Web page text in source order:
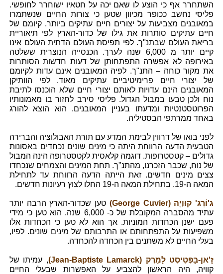
השתחרר אף כי הוצע לו שאם יכה על חטאיו ישוחרר לחופשי.
פליסי נחשב ככופר מכיוון שטען כי צורות החיים שנשתמרו
במאובנים מצביעות על יצורים חיים עתיקים ביותר. קיומם של
חיים עתיקים סותרות את גילו של כדור-הארץ לפי תיאוריית
בריאת העולם שבתנ"ך. לפי תפיסת העולם הדתית העולם אינו
קיים יותר מ 6,000 שנה לערך. הכנסייה הנוצרית ששלטה
באירופה לא אפשרה התפתחותן של דעות חדשות הסותרות
את מקור כוחה – התנ"ך. לפיה המאובנים אינם עדות לקיומם
של יצורי חיים פרימיטיביים עתיקים מאוד. לפי הוותיקן
המאובנים הינם עדויות לאותם יצורי חיים שלא הוכנסו לתיבת
נוח ולכן טבעו במבול הגדול. פליסי סירב לחזור בו מאמונותיו
הפרוטסטנטיות ומדעתו בעניין המאובנים. הוא הוצא להורג
באחד ממרתפי הבסטיליה.
לפני בואו של דרווין לבימת המדע עם תורת האבולוציה והברירה
הטבעית הדעה הרווחת היתה כי מינים שונים נכחדים באסונות
גדולים – קטסטרופות. דוגמה קלאסית לקטסטרופה הינה המבול
של נוח, שכבר הזכרנו, מהתנ"ך. תחת המינים והצמחים שנכחדו
צצים מינים חדשים. זאת הייתה הדעה הרווחת עד לתחילת
המאה ה-19. בתחילת המאה ה-19 החלו לצוץ רעיונות חדשים.
ג'וֹרְג' קוּוִיֶה (George Cuvier)
טען שכדור-הארץ הרבה יותר
עתיד מהסברה המקובלת של כ- 6,000 שנה. הוא טען כי מידי
פעם ישנן הכחדות המוניות. אך הוא לא טען כי הכחדות אלו
משפיעות על התפתחותם או התרבותם של מינים שונים. לפיו,
בעלי החיים לא משתנים בין הכחדה להכחדה.
זָ'אן-בָּפְּטִיסְט לָמַרְק (Jean-Baptiste Lamarck)
, עמיתו של
קוויה, היה הראשון להצביע על האפשרות שבעלי החיים